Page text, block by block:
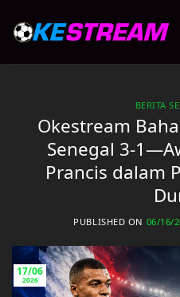
BERITA
Okestream
Senegal 3-
Prancis dalam
PUBLISHED ON 06/16/
17/06
2026